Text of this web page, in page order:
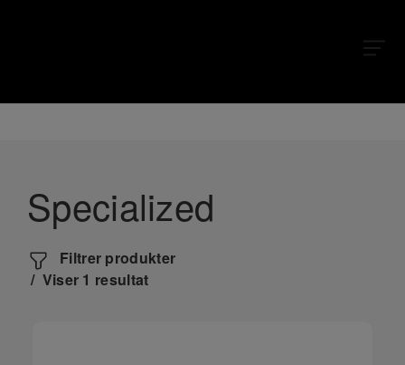
Specialized
Filtrer produkter
Viser 1 resultat